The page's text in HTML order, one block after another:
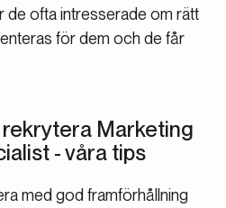
de ofta intresserade om rätt
för dem och de får
Marketing
- våra tips
med god framförhållning